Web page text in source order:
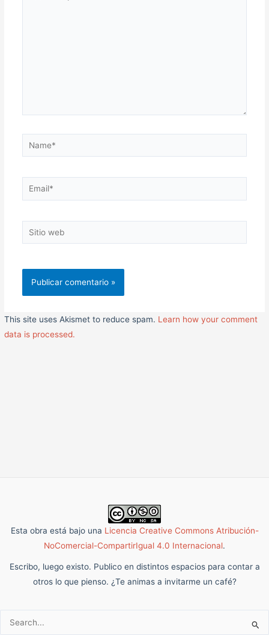
Name*
Email*
Sitio
web
This site uses Akismet to reduce spam. Learn how your comment
data is processed.
Esta obra está bajo una Licencia Creative Commons Atribución-
NoComercial-CompartirIgual 4.0 Internacional.
Escribo, luego existo. Publico en distintos espacios para contar a
otros lo que pienso. ¿Te animas a invitarme un café?
Buscar: